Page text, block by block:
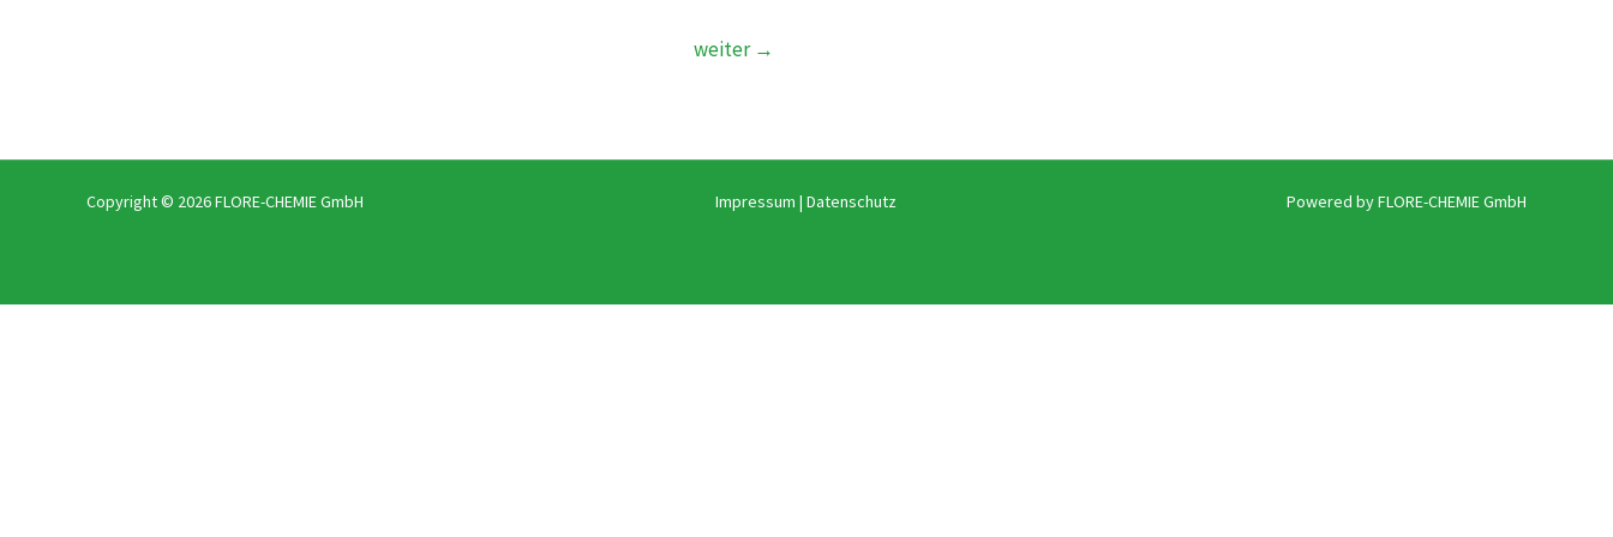
weiter →
Copyright © 2026 FLORE-CHEMIE GmbH Impressum|Datenschutz Powered by FLORE-CHEMIE GmbH